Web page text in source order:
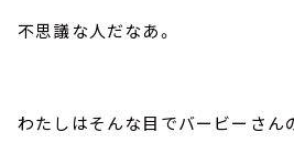
不思議な人だなあ。
わたしはそんな目でバービーさん